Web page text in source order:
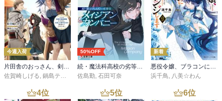
今週入荷
片田舎のおっさん、剣聖になる 11 ～ただの田舎の剣術師範だったのに、大成した弟子たちが俺を放ってくれない件～
佐賀崎しげる, 鍋島テツヒロ
50%OFF
続・魔法科高校の劣等生 メイジアン・カンパニー(11)
佐島勤, 石田可奈
新着
悪役令嬢、ブラコンにジョブチェンジします９【電子特典付き】
浜千鳥, 八美☆わん
4位 5位 6位